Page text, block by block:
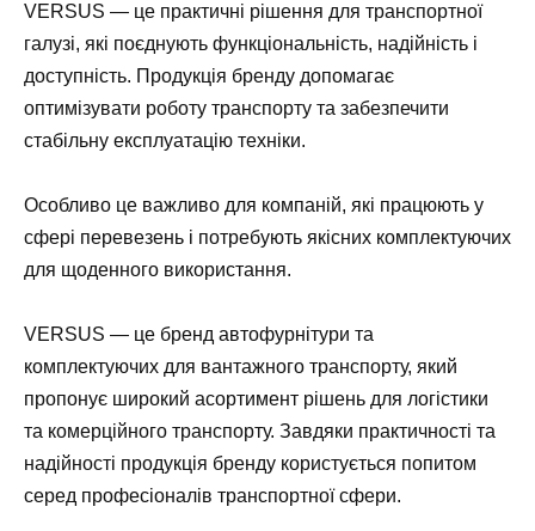
VERSUS — це практичні рішення для транспортної
галузі, які поєднують функціональність, надійність і
доступність. Продукція бренду допомагає
оптимізувати роботу транспорту та забезпечити
стабільну експлуатацію техніки.
Особливо це важливо для компаній, які працюють у
сфері перевезень і потребують якісних комплектуючих
для щоденного використання.
VERSUS — це бренд автофурнітури та
комплектуючих для вантажного транспорту, який
пропонує широкий асортимент рішень для логістики
та комерційного транспорту. Завдяки практичності та
надійності продукція бренду користується попитом
серед професіоналів транспортної сфери.